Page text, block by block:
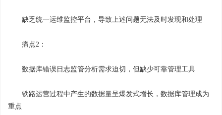
缺乏统一运维监控平台，导致上述问题无法及时发现和处理
痛点2：
数据库错误日志监管分析需求迫切，但缺少可靠管理工具
铁路运营过程中产生的数据量呈爆发式增长，数据库管理成为
重点